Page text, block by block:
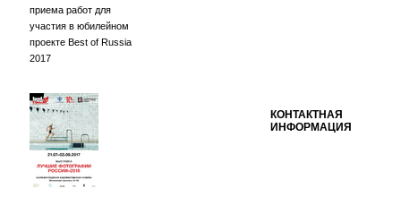
приема работ для
участия в юбилейном
проекте Best of Russia
2017
КОНТАКТНАЯ
ИНФОРМАЦИЯ